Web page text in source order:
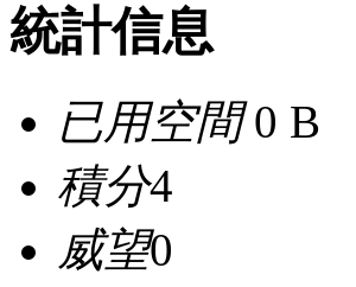
統計信息
已用空間0 B
積分4
威望0